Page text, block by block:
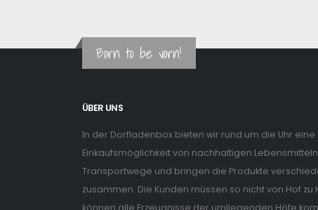
Born to be vorn!
ÜBER UNS
In der Dorfladenbox bieten wir rund um die Uhr
Einkaufsmöglichkeit von nachhaltigen
Transportwege und bringen die Produkte
zusammen. Die Kunden müssen so nicht von Hof